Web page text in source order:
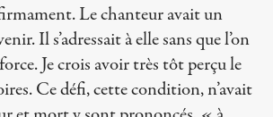
Le chanteur avait un
Il s’adressait à elle sans que l’on
Je crois avoir très tôt perçu le
Ce défi, cette condition, n’avait